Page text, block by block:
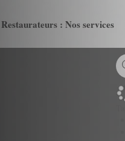
Restaurateurs : Nos services